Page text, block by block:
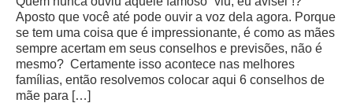
Aposto que você até pode ouvir a voz dela agora. Porque
se tem uma coisa que é impressionante, é como as mães
sempre acertam em seus conselhos e previsões, não é
mesmo? Certamente isso acontece nas melhores
famílias, então resolvemos colocar aqui 6 conselhos de
mãe para […]